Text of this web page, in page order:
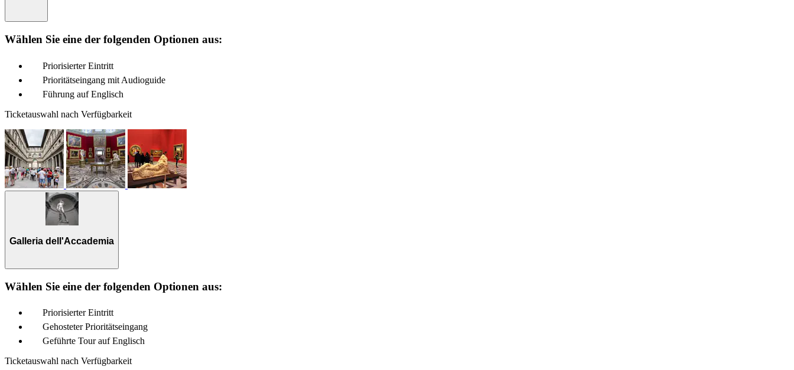
Wählen Sie eine der folgenden Optionen aus:
Priorisierter Eintritt
Prioritätseingang mit Audioguide
Führung auf Englisch
Ticketauswahl nach Verfügbarkeit
Galleria dell'Accademia
Wählen Sie eine der folgenden Optionen aus:
Priorisierter Eintritt
Gehosteter Prioritätseingang
Geführte Tour auf Englisch
Ticketauswahl nach Verfügbarkeit